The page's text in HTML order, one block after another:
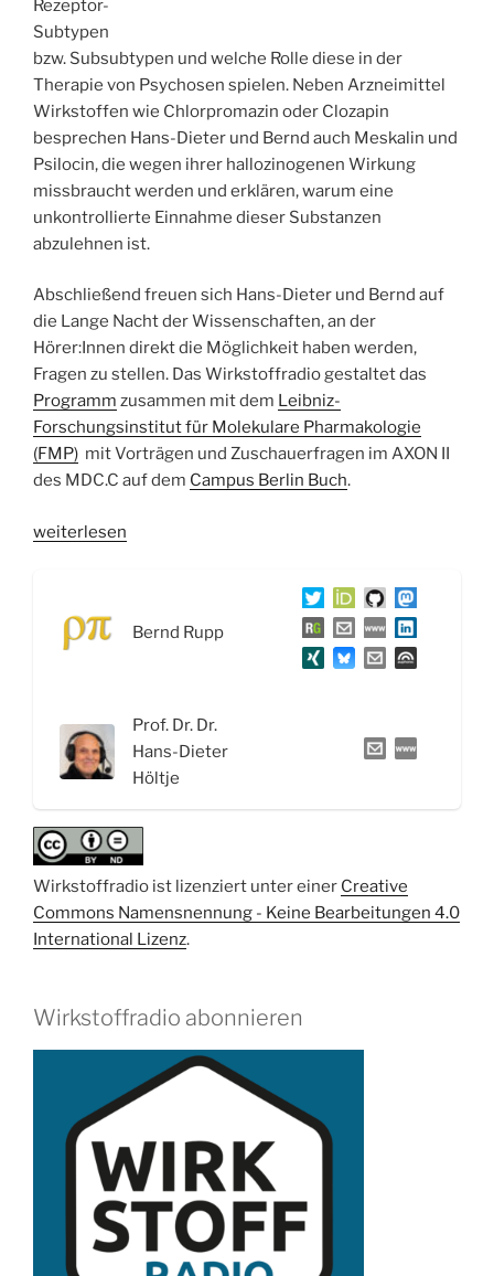
Rezeptor-
Subtypen
bzw. Subsubtypen und welche Rolle diese in der
Therapie von Psychosen spielen. Neben Arzneimittel
Wirkstoffen wie Chlorpromazin oder Clozapin
besprechen Hans-Dieter und Bernd auch Meskalin und
Psilocin, die wegen ihrer hallozinogenen Wirkung
missbraucht werden und erklären, warum eine
unkontrollierte Einnahme dieser Substanzen
abzulehnen ist.
Abschließend freuen sich Hans-Dieter und Bernd auf
die Lange Nacht der Wissenschaften, an der
Hörer:Innen direkt die Möglichkeit haben werden,
Fragen zu stellen. Das Wirkstoffradio gestaltet das
Programm zusammen mit dem Leibniz-
Forschungsinstitut für Molekulare Pharmakologie
(FMP) mit Vorträgen und Zuschauerfragen im AXON II
des MDC.C auf dem Campus Berlin Buch.
„WSR055
weiterlesen
Bernd Rupp
Prof. Dr. Dr.
Hans-Dieter
Höltje
Wirkstoffradio ist lizenziert unter einer Creative
Commons Namensnennung - Keine Bearbeitungen 4.0
International Lizenz.
Wirkstoffradio abonnieren